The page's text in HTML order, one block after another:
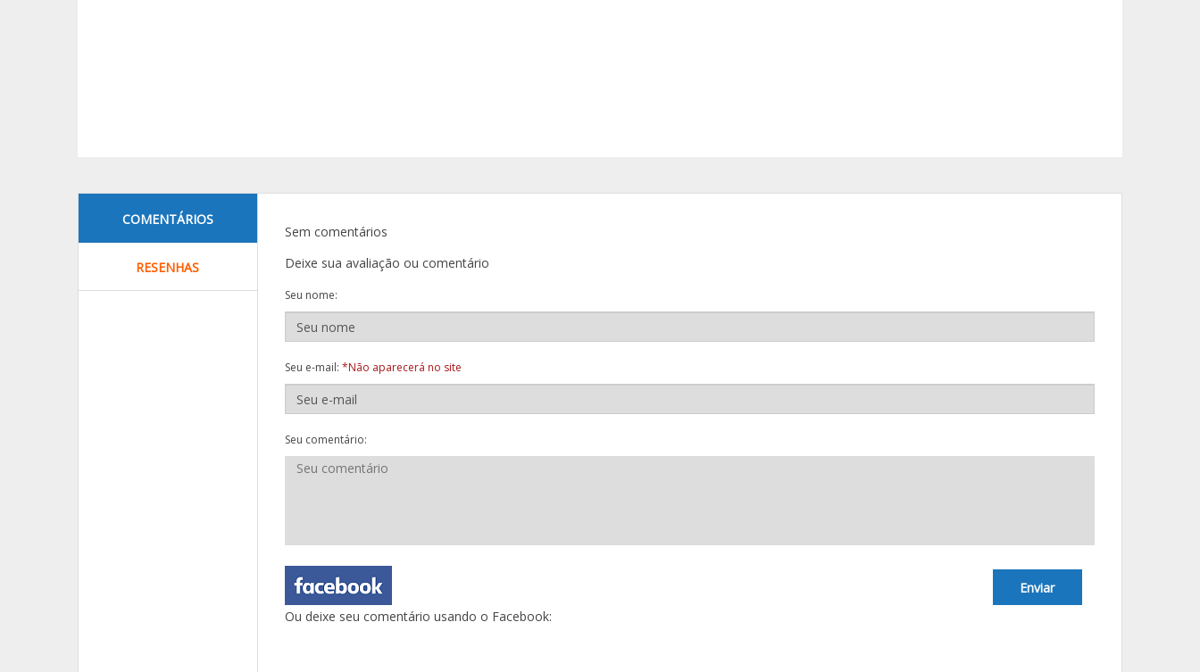
COMENTÁRIOS
RESENHAS
Sem comentários
Deixe sua avaliação ou comentário
Seu nome:
Seu e-mail: *Não aparecerá no site
Seu comentário:
Enviar
Ou deixe seu comentário usando o Facebook: